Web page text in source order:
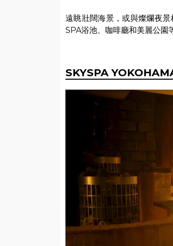
遠眺壯闊海景，或與燦爛夜
SPA浴池、咖啡廳和美麗公園
SKYSPA